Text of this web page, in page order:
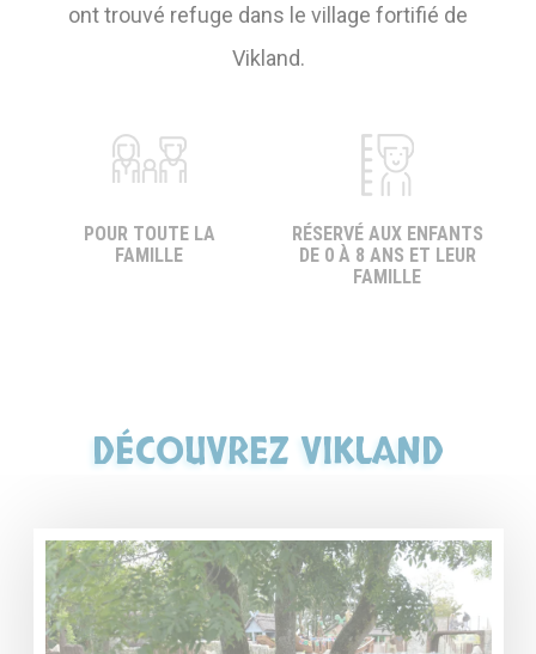
ont trouvé refuge dans le village fortifié de
Vikland.
POUR TOUTE LA
FAMILLE
RÉSERVÉ AUX ENFANTS
DE 0 À 8 ANS ET LEUR
FAMILLE
DÉCOUVREZ VIKLAND